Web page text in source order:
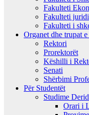
Fakulteti
Fakulteti
Fakulteti i
Organet dhe trupat
Rektori
Prorektorët
Këshilli i
Senati
Shërbimi
Për Studentët
Studime
Orari i